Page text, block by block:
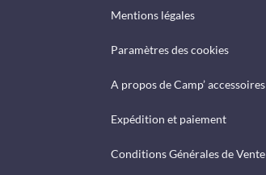
Mentions légales
Paramètres des cookies
A propos de Camp’ accessoires
Expédition et paiement
Conditions Générales de Vente